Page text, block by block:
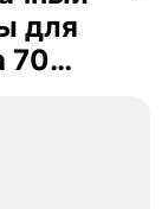
для
70